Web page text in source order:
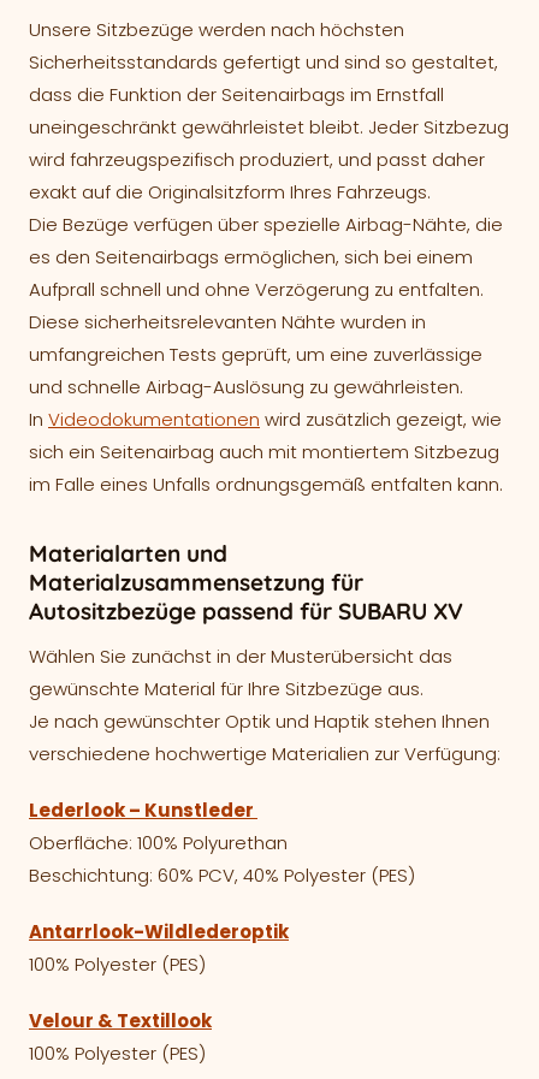
Unsere Sitzbezüge werden nach höchsten
Sicherheitsstandards gefertigt und sind so gestaltet,
dass die Funktion der Seitenairbags im Ernstfall
uneingeschränkt gewährleistet bleibt. Jeder Sitzbezug
wird fahrzeugspezifisch produziert, und passt daher
exakt auf die Originalsitzform Ihres Fahrzeugs.
Die Bezüge verfügen über spezielle Airbag-Nähte, die
es den Seitenairbags ermöglichen, sich bei einem
Aufprall schnell und ohne Verzögerung zu entfalten.
Diese sicherheitsrelevanten Nähte wurden in
umfangreichen Tests geprüft, um eine zuverlässige
und schnelle Airbag-Auslösung zu gewährleisten.
In Videodokumentationen wird zusätzlich gezeigt, wie
sich ein Seitenairbag auch mit montiertem Sitzbezug
im Falle eines Unfalls ordnungsgemäß entfalten kann.
Materialarten und
Materialzusammensetzung für
Autositzbezüge passend für SUBARU XV
Wählen Sie zunächst in der Musterübersicht das
gewünschte Material für Ihre Sitzbezüge aus.
Je nach gewünschter Optik und Haptik stehen Ihnen
verschiedene hochwertige Materialien zur Verfügung:
Lederlook – Kunstleder
Oberfläche: 100% Polyurethan
Beschichtung: 60% PCV, 40% Polyester (PES)
Antarrlook-Wildlederoptik
100% Polyester (PES)
Velour & Textillook
100% Polyester (PES)